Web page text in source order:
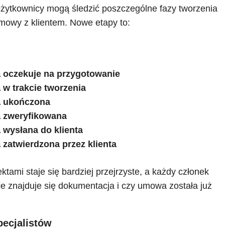
mogą śledzić poszczególne fazy tworzenia
z klientem. Nowe etapy to:
na przygotowanie
w trakcie tworzenia
ukończona
zweryfikowana
do klienta
przez klienta
staje się bardziej przejrzyste, a każdy członek
znajduje się dokumentacja i czy umowa została już